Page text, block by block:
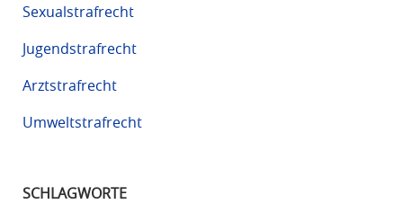
Sexualstrafrecht
Jugendstrafrecht
Arztstrafrecht
Umweltstrafrecht
SCHLAGWORTE